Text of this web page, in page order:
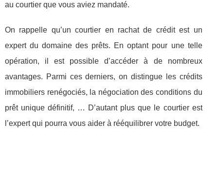
au courtier que vous aviez mandaté.
On rappelle qu’un courtier en rachat de crédit est un
expert du domaine des prêts. En optant pour une telle
opération, il est possible d’accéder à de nombreux
avantages. Parmi ces derniers, on distingue les crédits
immobiliers renégociés, la négociation des conditions du
prêt unique définitif, … D’autant plus que le courtier est
l’expert qui pourra vous aider à rééquilibrer votre budget.